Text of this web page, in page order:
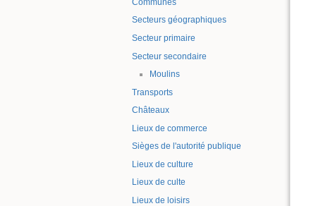
Communes
Secteurs géographiques
Secteur primaire
Secteur secondaire
Moulins
Transports
Châteaux
Lieux de commerce
Sièges de l'autorité publique
Lieux de culture
Lieux de culte
Lieux de loisirs